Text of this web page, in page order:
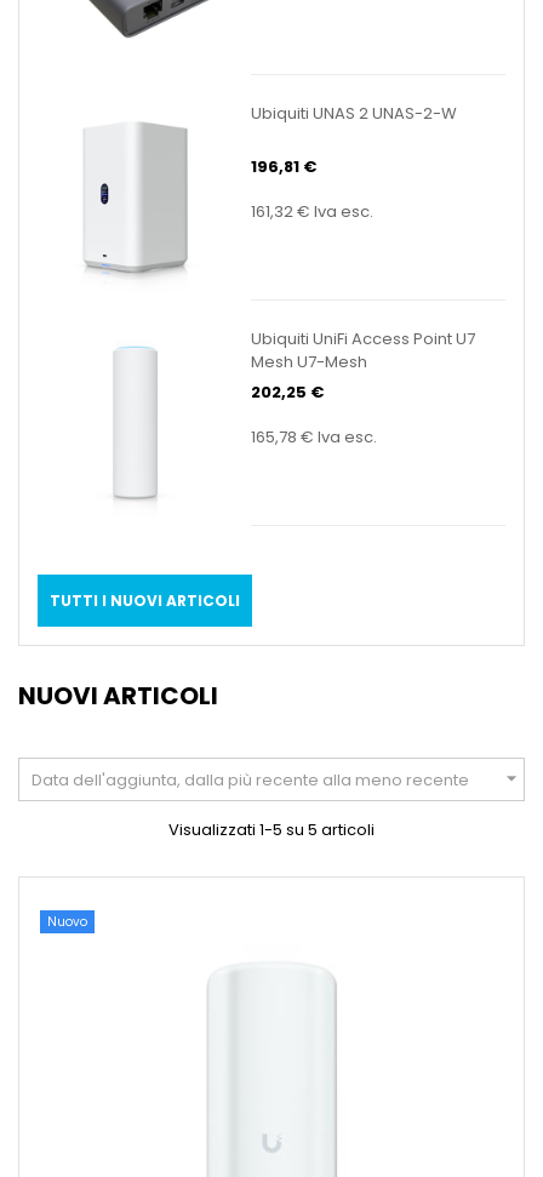
Ubiquiti UNAS 2 UNAS-2-W
196,81 €
161,32 € Iva esc.
Ubiquiti UniFi Access Point U7
Mesh U7-Mesh
202,25 €
165,78 € Iva esc.
TUTTI I NUOVI ARTICOLI
NUOVI ARTICOLI
Data dell'aggiunta, dalla più recente alla meno recente 
Visualizzati 1-5 su 5 articoli
Nuovo